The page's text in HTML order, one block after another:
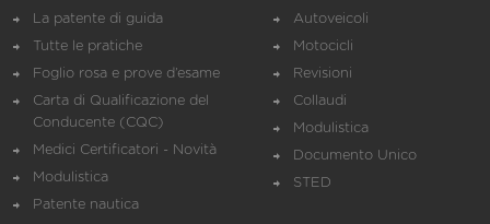
La patente di guida
Tutte le pratiche
Foglio rosa e prove d’esame
Carta di Qualificazione del
Conducente (CQC)
Medici Certificatori - Novità
Modulistica
Patente nautica
Autoveicoli
Motocicli
Revisioni
Collaudi
Modulistica
Documento Unico
STED